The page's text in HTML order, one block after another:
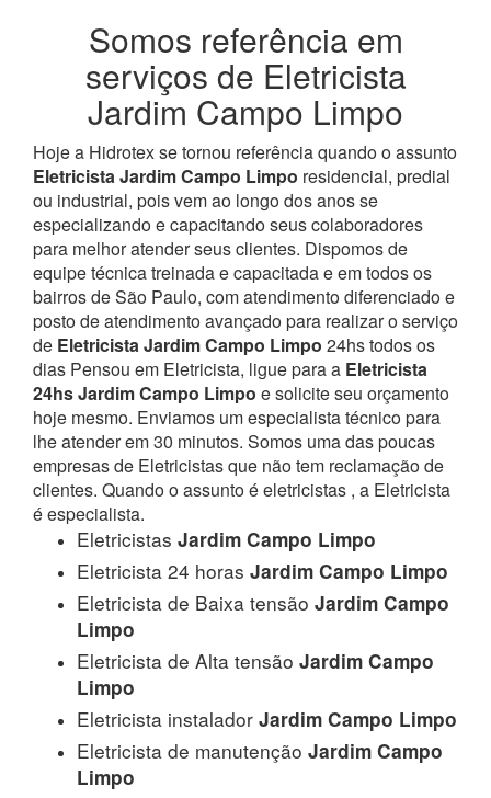
Somos referência em
serviços de Eletricista
Jardim Campo Limpo
Hoje a Hidrotex se tornou referência quando o assunto
Eletricista Jardim Campo Limpo residencial, predial
ou industrial, pois vem ao longo dos anos se
especializando e capacitando seus colaboradores
para melhor atender seus clientes. Dispomos de
equipe técnica treinada e capacitada e em todos os
bairros de São Paulo, com atendimento diferenciado e
posto de atendimento avançado para realizar o serviço
de Eletricista Jardim Campo Limpo 24hs todos os
dias Pensou em Eletricista, ligue para a Eletricista
24hs Jardim Campo Limpo e solicite seu orçamento
hoje mesmo. Enviamos um especialista técnico para
lhe atender em 30 minutos. Somos uma das poucas
empresas de Eletricistas que não tem reclamação de
clientes. Quando o assunto é eletricistas , a Eletricista
é especialista.
Eletricistas Jardim Campo Limpo
Eletricista 24 horas Jardim Campo Limpo
Eletricista de Baixa tensão Jardim Campo
Limpo
Eletricista de Alta tensão Jardim Campo
Limpo
Eletricista instalador Jardim Campo Limpo
Eletricista de manutenção Jardim Campo
Limpo